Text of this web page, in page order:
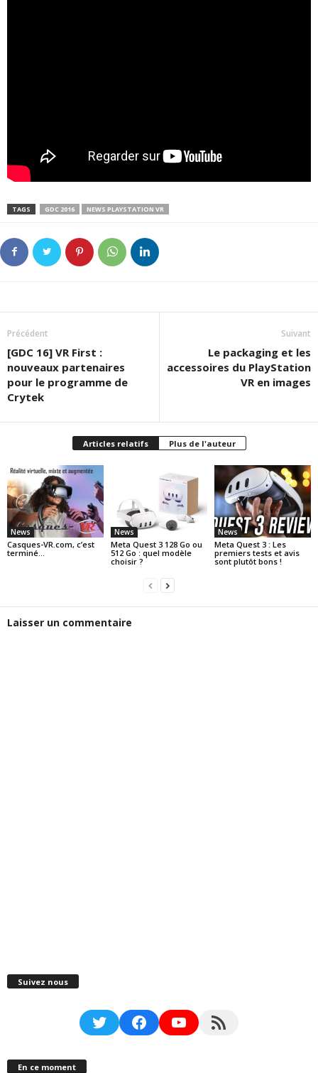
TAGS GDC 2016 NEWS PLAYSTATION VR
Précédent
[GDC 16] VR First :
nouveaux partenaires
pour le programme de
Crytek
Suivant
Le packaging et les
accessoires du PlayStation
VR en images
Articles relatifs Plus de l'auteur
News
Casques-VR.com, c’est
terminé…
News
Meta Quest 3 128 Go ou
512 Go : quel modèle
choisir ?
News
Meta Quest 3 : Les
premiers tests et avis
sont plutôt bons !
Laisser un commentaire
Suivez nous
TwitterFacebookYouTubeRSS Feed
En ce moment